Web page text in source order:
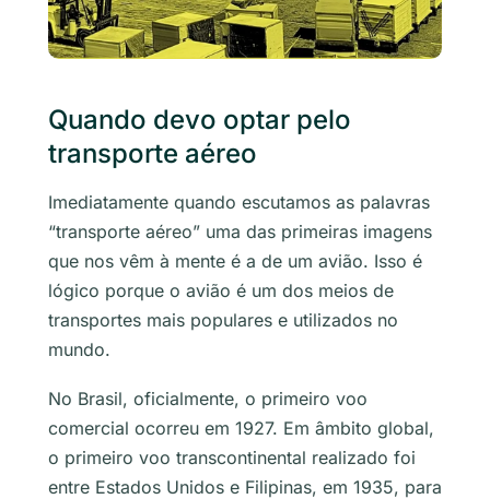
Quando devo optar pelo
transporte aéreo
Imediatamente quando escutamos as palavras
“transporte aéreo” uma das primeiras imagens
que nos vêm à mente é a de um avião. Isso é
lógico porque o avião é um dos meios de
transportes mais populares e utilizados no
mundo.
No Brasil, oficialmente, o primeiro voo
comercial ocorreu em 1927. Em âmbito global,
o primeiro voo transcontinental realizado foi
entre Estados Unidos e Filipinas, em 1935, para